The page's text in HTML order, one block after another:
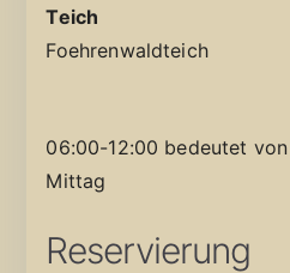
Teich
Foehrenwaldteich
06:00-12:00 bedeutet
Mittag
Reservierung